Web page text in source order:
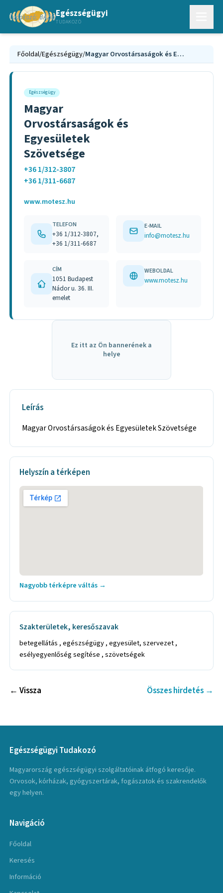
Egészségügyi
TUDAKOZÓ
Főoldal/Egészségügy/ Magyar Orvostársaságok és Egyesületek Szövetsége
Egészségügy
Magyar
Orvostársaságok és
Egyesületek
Szövetsége
+36 1/312-3807
+36 1/311-6687
www.motesz.hu
TELEFON
+36 1/312-3807,
+36 1/311-6687
E-MAIL
info@motesz.hu
CÍM
1051 Budapest
Nádor u. 36. III.
emelet
WEBOLDAL
www.motesz.hu
Ez itt az Ön bannerének a
helye
Leírás
Magyar Orvostársaságok és Egyesületek Szövetsége
Helyszín a térképen
Nagyobb térképre váltás →
Szakterületek, keresőszavak
betegellátás , egészségügy , egyesület, szervezet ,
esélyegyenlőség segítése , szövetségek
← Vissza Összes hirdetés →
Egészségügyi Tudakozó
Magyarország egészségügyi szolgáltatóinak átfogó keresője.
Orvosok, kórházak, gyógyszertárak, fogászatok és szakrendelők
egy helyen.
Navigáció
Főoldal
Keresés
Információ